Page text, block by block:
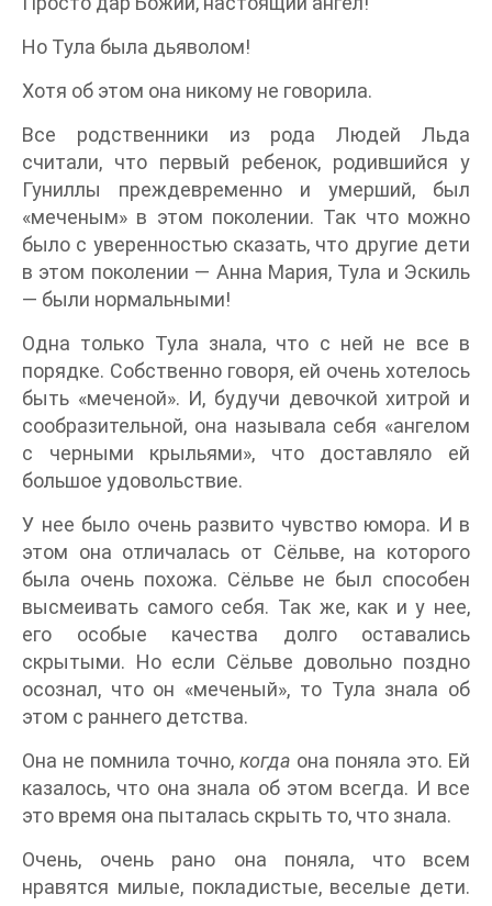
Но Тула была дьяволом!
Хотя об этом она никому не говорила.
Все родственники из рода Людей Льда
считали, что первый ребенок, родившийся у
Гуниллы преждевременно и умерший, был
«меченым» в этом поколении. Так что можно
было с уверенностью сказать, что другие дети
в этом поколении — Анна Мария, Тула и Эскиль
— были нормальными!
Одна только Тула знала, что с ней не все в
порядке. Собственно говоря, ей очень хотелось
быть «меченой». И, будучи девочкой хитрой и
сообразительной, она называла себя «ангелом
с черными крыльями», что доставляло ей
большое удовольствие.
У нее было очень развито чувство юмора. И в
этом она отличалась от Сёльве, на которого
была очень похожа. Сёльве не был способен
высмеивать самого себя. Так же, как и у нее,
его особые качества долго оставались
скрытыми. Но если Сёльве довольно поздно
осознал, что он «меченый», то Тула знала об
этом с раннего детства.
Она не помнила точно, когда она поняла это. Ей
казалось, что она знала об этом всегда. И все
это время она пыталась скрыть то, что знала.
Очень, очень рано она поняла, что всем
нравятся милые, покладистые, веселые дети.